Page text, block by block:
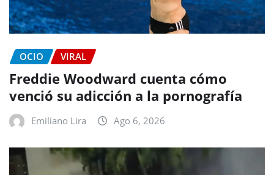
OCIO VIRAL
Freddie Woodward cuenta cómo
venció su adicción a la pornografía
Emiliano Lira Ago 6, 2026